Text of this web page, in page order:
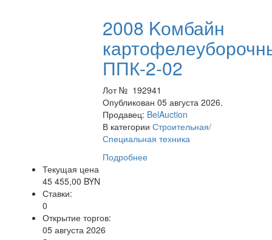
2008 Kомбайн
ППК-2-02
Лот № 192941
Опубликован 05 августа 2026.
Продавец: BelAuction
В категорииСтроительная/
Специальная техника
Подробнее
Текущая цена
45 455,00 BYN
Ставки:
0
Открытие торгов:
05 августа 2026